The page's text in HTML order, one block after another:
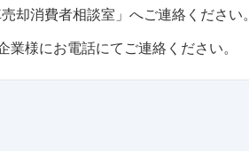
却消費者相談室」へご連絡ください。
様にお電話にてご連絡ください。